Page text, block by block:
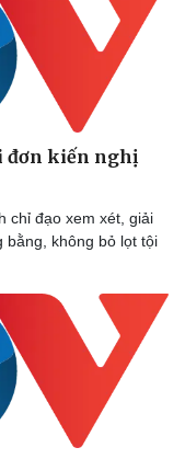
đơn kiến nghị
chỉ đạo xem xét, giải
bằng, không bỏ lọt tội